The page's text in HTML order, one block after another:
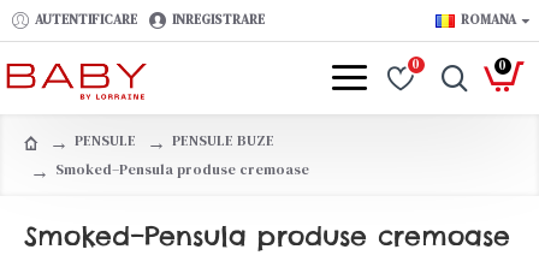
AUTENTIFICARE INREGISTRARE ROMANA
0 0
PENSULE
PENSULE BUZE
Smoked–Pensula produse cremoase
Smoked–Pensula produse cremoase